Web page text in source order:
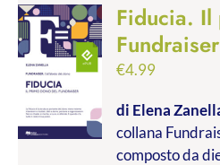
Fiducia. Il
Fundraiser
€4.99
di Elena
collana
composto da